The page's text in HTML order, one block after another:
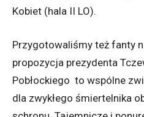
Kobiet (hala II LO).
Przygotowaliśmy też fanty
propozycja prezydenta
Pobłockiego to wspólne
dla zwykłego śmiertelnika